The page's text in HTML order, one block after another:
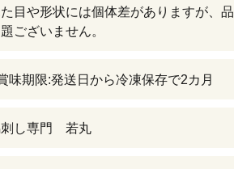
た目や形状には個体差がありますが、
ございません。
味期限:発送日から冷凍保存で2カ月
刺し専門 若丸